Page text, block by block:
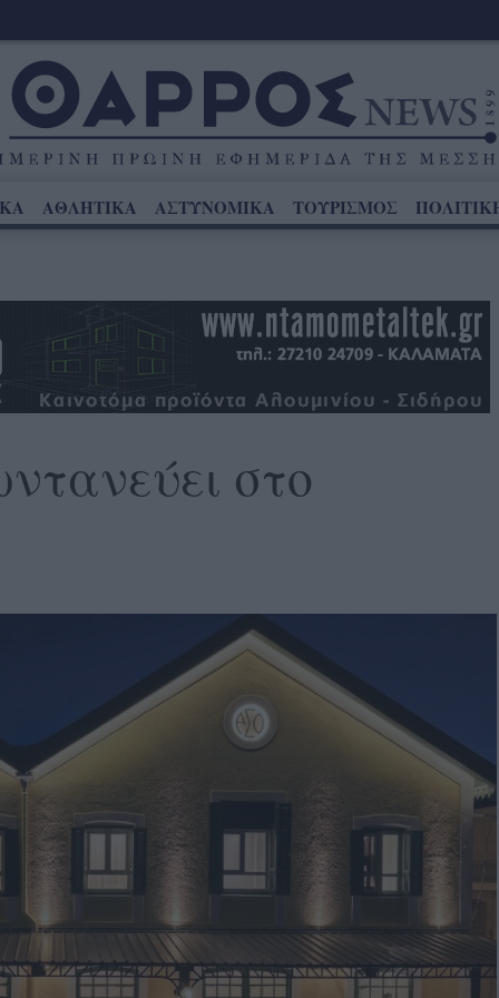
ΑΘΛΗΤΙΚΑ ΑΣΤΥΝΟΜΙΚΑ ΤΟΥΡΙΣΜΟΣ
στο